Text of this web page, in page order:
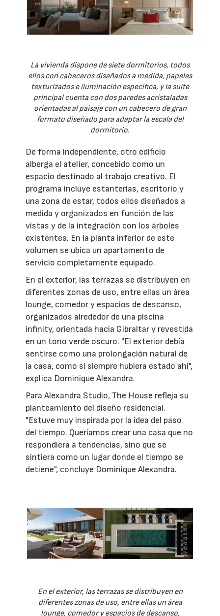
La vivienda dispone de siete dormitorios, todos
ellos con cabeceros diseñados a medida, papeles
texturizados e iluminación específica, y la suite
principal cuenta con dos paredes acristaladas
orientadas al paisaje con un cabecero de gran
formato diseñado para adaptar la escala del
dormitorio.
De forma independiente, otro edificio
alberga el atelier, concebido como un
espacio destinado al trabajo creativo. El
programa incluye estanterías, escritorio y
una zona de estar, todos ellos diseñados a
medida y organizados en función de las
vistas y de la integración con los árboles
existentes. En la planta inferior de este
volumen se ubica un apartamento de
servicio completamente equipado.
En el exterior, las terrazas se distribuyen en
diferentes zonas de uso, entre ellas un área
lounge, comedor y espacios de descanso,
organizados alrededor de una piscina
infinity, orientada hacia Gibraltar y revestida
en un tono verde oscuro. "El exterior debía
sentirse como una prolongación natural de
la casa, como si siempre hubiera estado ahí",
explica Dominique Alexandra.
Para Alexandra Studio, The House refleja su
planteamiento del diseño residencial.
"Estuve muy inspirada por la idea del paso
del tiempo. Queríamos crear una casa que no
respondiera a tendencias, sino que se
sintiera como un lugar donde el tiempo se
detiene", concluye Dominique Alexandra.
En el exterior, las terrazas se distribuyen en
diferentes zonas de uso, entre ellas un área
lounge, comedor y espacios de descanso,